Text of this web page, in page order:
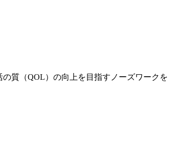
質（QOL）の向上を目指すノーズワークを